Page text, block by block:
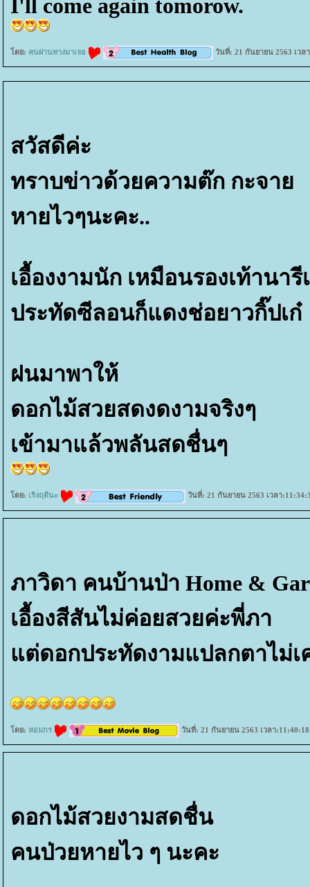
I'll come again tomorow.
ดย: คนผ่านทางมาเจอ วันที่: 21 กันยายน 2563 เวล
สวัสดีค่ะ
ทราบข่าวด้วยความต๊ก กะจา
หายไวๆนะคะ..
เอื้องงามนัก เหมือนรองเท้านา
ประทัดซีลอนก็แดงช่อยาวกิ๊ปเก๋
ฝนมาพาให้
ดอกไม้สวยสดงดงามจริงๆ
เข้ามาแล้วพลันสดชื่นๆ
ดย: เริงฤดีนะ วันที่: 21 กันยายน 2563 เวลา
ภาวิดา คนบ้านป่า Home &
เอื้องสีสันไม่ค่อยสวยค่ะพี่ภา
ต่ดอกประทัดงามแปลกตาไม่เ
ดย: หอมกร วันที่: 21 กันยายน 2563 เวลา
ดอกไม้สวยงามสดชื่น
คนป่วยหายไว ๆ นะคะ